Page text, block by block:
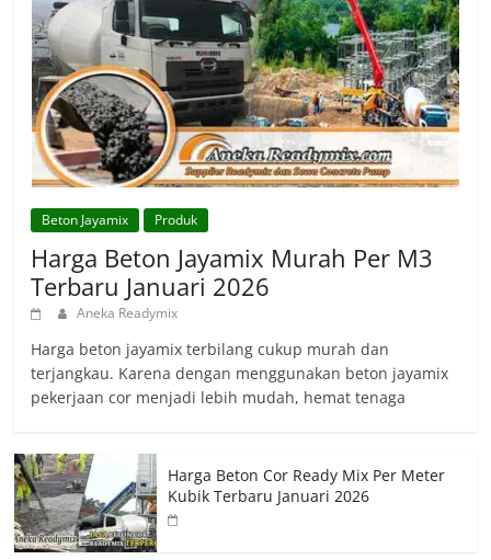
Beton Jayamix Produk
Harga Beton Jayamix Murah Per M3
Terbaru Januari 2026
Aneka Readymix
Harga beton jayamix terbilang cukup murah dan
terjangkau. Karena dengan menggunakan beton jayamix
pekerjaan cor menjadi lebih mudah, hemat tenaga
Harga Beton Cor Ready Mix Per Meter
Kubik Terbaru Januari 2026